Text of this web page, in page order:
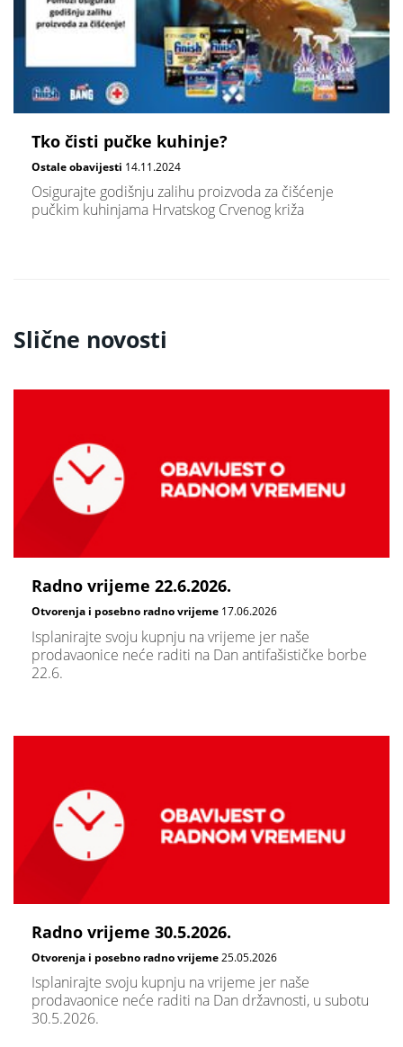
Tko čisti pučke kuhinje?
Ostale obavijesti 14.11.2024
Osigurajte godišnju zalihu proizvoda za čišćenje
pučkim kuhinjama Hrvatskog Crvenog križa
Slične novosti
Radno vrijeme 22.6.2026.
Otvorenja i posebno radno vrijeme 17.06.2026
Isplanirajte svoju kupnju na vrijeme jer naše
prodavaonice neće raditi na Dan antifašističke borbe
22.6.
Radno vrijeme 30.5.2026.
Otvorenja i posebno radno vrijeme25.05.2026
Isplanirajte svoju kupnju na vrijeme jer naše
prodavaonice neće raditi na Dan državnosti, u subotu
30.5.2026.